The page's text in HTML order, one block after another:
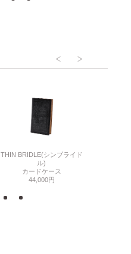
THIN BRIDLE(シンブライド
ル)
カードケース
44,000円